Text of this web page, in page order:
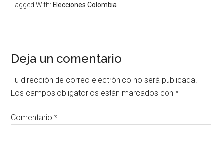
Tagged With: Elecciones Colombia
Deja un comentario
Tu dirección de correo electrónico no será publicada.
Los campos obligatorios están marcados con*
Comentario*